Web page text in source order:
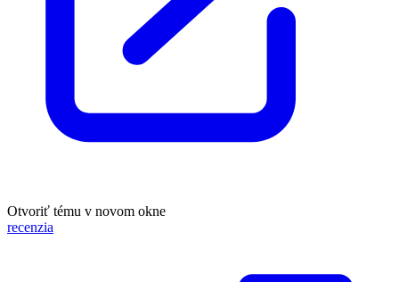
Otvoriť tému v novom okne
recenzia